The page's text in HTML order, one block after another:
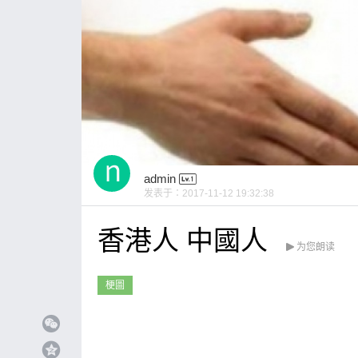
admin
发表于： 2017-11-12 19:32:38
香港人 中國人 为您朗读
梗圖